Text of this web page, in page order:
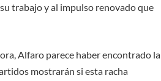
trabajo y al impulso renovado que
Alfaro parece haber encontrado la
mostrarán si esta racha